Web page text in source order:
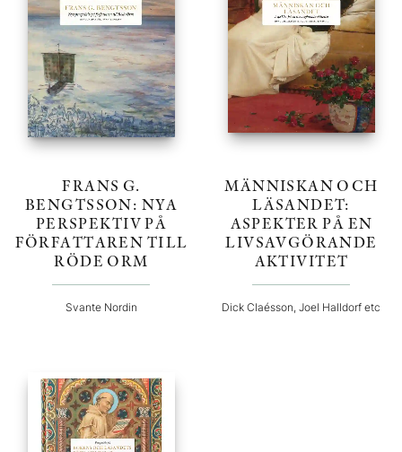
FRANS G.
BENGTSSON: NYA
PERSPEKTIV PÅ
FÖRFATTAREN TILL
RÖDE ORM
Svante Nordin
MÄNNISKAN OCH
LÄSANDET:
ASPEKTER PÅ EN
LIVSAVGÖRANDE
AKTIVITET
Dick Claésson, Joel Halldorf etc